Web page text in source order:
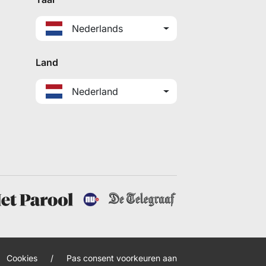
Nederlands
Land
Nederland
Cookies / Pas consent voorkeuren aan